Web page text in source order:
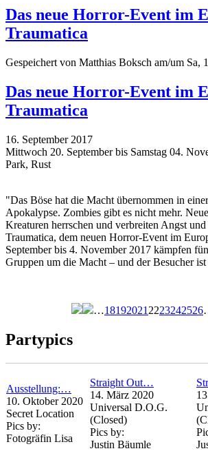
Das neue Horror-Event im
Traumatica
Gespeichert von Matthias Boksch am/um Sa,
Das neue Horror-Event im
Traumatica
16. September 2017
Mittwoch 20. September bis Samstag 04.
Park, Rust
"Das Böse hat die Macht übernommen in
Apokalypse. Zombies gibt es nicht mehr.
Kreaturen herrschen und verbreiten Angst
Traumatica, dem neuen Horror-Event im
September bis 4. November 2017 kämpfen
Gruppen um die Macht – und der Besucher
…18192021 2223242526
Partypics
Ausstellung:…
10. Oktober 2020
Secret Location
Pics by:
Fotogräfin Lisa
Straight Out…
14. März 2020
Universal D.O.G.
(Closed)
Pics by:
Justin Bäumle